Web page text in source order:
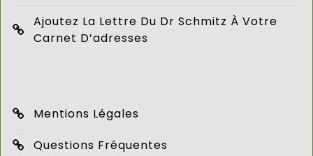
Ajoutez La Lettre Du Dr Schmitz À Votre
Carnet D’adresses
Mentions Légales
Questions Fréquentes